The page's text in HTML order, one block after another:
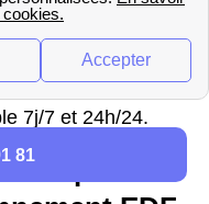
sur le site
peut appeler le
7j/7 et 24h/24.
pour
81